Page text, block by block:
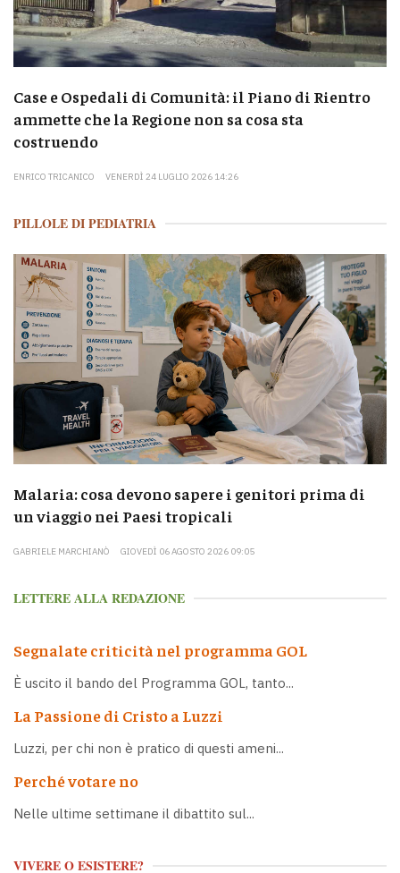
Case e Ospedali di Comunità: il Piano di Rientro
ammette che la Regione non sa cosa sta
costruendo
ENRICO TRICANICO VENERDÌ 24 LUGLIO 2026 14:26
PILLOLE DI PEDIATRIA
Malaria: cosa devono sapere i genitori prima di
un viaggio nei Paesi tropicali
GABRIELE MARCHIANÒ GIOVEDÌ 06 AGOSTO 2026 09:05
LETTERE ALLA REDAZIONE
Segnalate criticità nel programma GOL
È uscito il bando del Programma GOL, tanto...
La Passione di Cristo a Luzzi
Luzzi, per chi non è pratico di questi ameni...
Perché votare no
Nelle ultime settimane il dibattito sul...
VIVERE O ESISTERE?